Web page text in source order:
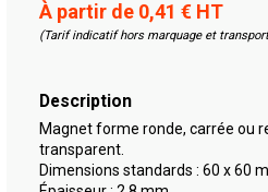
À partir de 0,41 € HT
(Tarif indicatif hors marquage et
Description
Magnet forme ronde, carrée ou
transparent.
Dimensions standards : 60 x 60